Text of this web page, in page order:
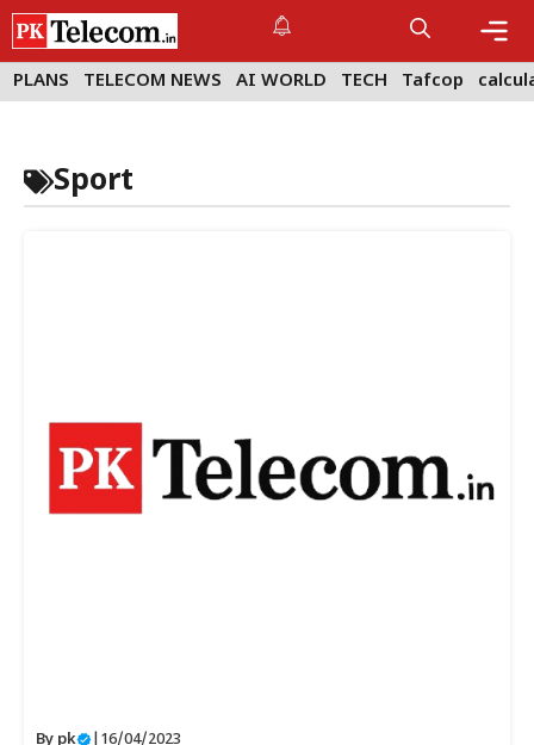
Skip
to
content
PLANS TELECOM NEWS AI WORLD TECH Tafcop
Sport
By pk 16/04/2023